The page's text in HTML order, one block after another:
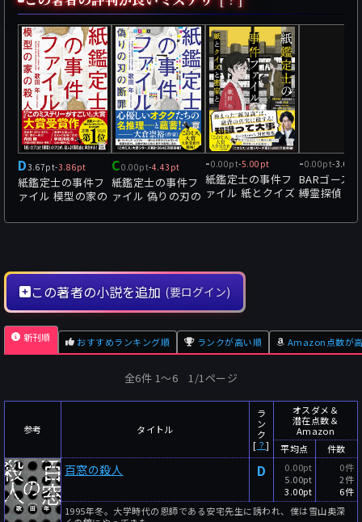
D3.67pt-3.86pt
紙鑑定士の事件フ
ァイル 模型の家の
C0.00pt-4.43pt
紙鑑定士の事件フ
ァイル 偽りの刃の
-0.00pt-5.00pt
紙鑑定士の事件フ
ァイル 紙とクイズ
-0.00pt-
BARゴース
縛霊探偵
この著者の小説を追加 (要ログイン)
新刊順 おすすめランキング順 ランクが高い順 Amazon点数が
全6件 1〜6 1/1ページ
参考 タイトル
ラ
ン
ク
[ ？]
オスダメ＆
潜在点数＆
Amazon
平均点
件数
百窓の殺人 D
0.00pt
5.00pt
3.00pt
0件
2件
6件
1995年冬。大学時代の恩師である安宅先生に誘われ、僕は雪山奥深